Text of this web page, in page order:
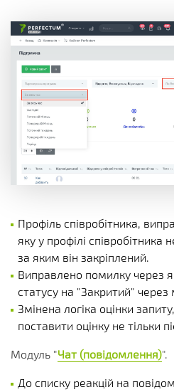
Профіль співробітника,
яку у профілі співробітника
за яким він закріплений.
Виправлено помилку через
статусу на "Закритий" через
Змінена логіка оцінки
поставити оцінку не тільки
Модуль "Чат (повідомлення)".
До списку реакцій на